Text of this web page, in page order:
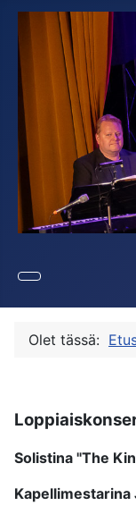
Olet tässä:
Solistina "The
Kapellimestarina